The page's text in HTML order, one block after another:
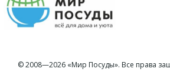
© 2008—2026 «Мир Посуды». Все права